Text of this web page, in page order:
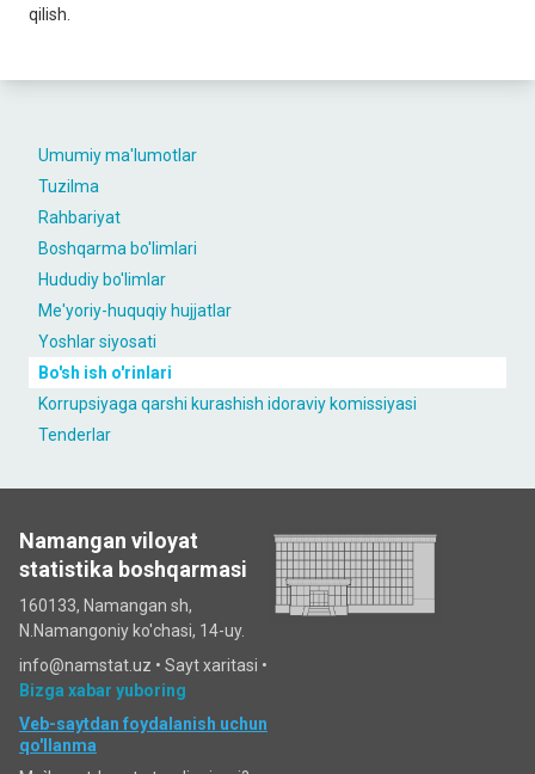
Umumiy ma'lumotlar
Tuzilma
Rahbariyat
Boshqarma bo'limlari
Hududiy bo'limlar
Me'yoriy-huquqiy hujjatlar
Yoshlar siyosati
Bo'sh ish o'rinlari
Korrupsiyaga qarshi kurashish idoraviy komissiyasi
Tenderlar
qilish.
Namangan viloyat
statistika boshqarmasi
160133, Namangan sh,
N.Namangoniy ko'chasi, 14-uy.
info@namstat.uz • Sayt xaritasi •
Bizga xabar yuboring
Veb-saytdan foydalanish uchun
qo'llanma